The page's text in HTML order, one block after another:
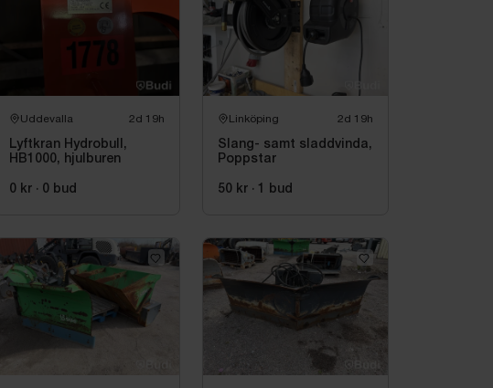
Uddevalla 2d 19h
Lyftkran Hydrobull,
HB1000, hjulburen
0 kr · 0 bud
Linköping 2d 19h
Slang- samt sladdvinda,
Poppstar
50 kr · 1 bud